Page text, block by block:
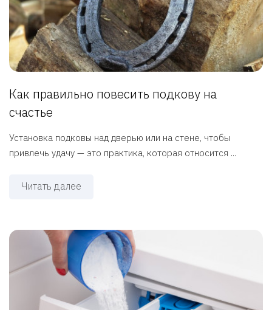
Как правильно повесить подкову на
счастье
Установка подковы над дверью или на стене, чтобы
привлечь удачу — это практика, которая относится ...
Читать далее